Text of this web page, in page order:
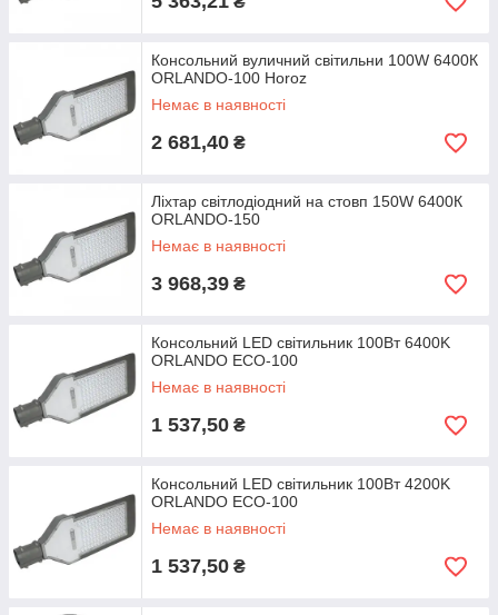
Консольний вуличний світильни 100W 6400К
ORLANDO-100 Horoz
Немає в наявності
2 681,40 ₴
Ліхтар світлодіодний на стовп 150W 6400К
ORLANDO-150
Немає в наявності
3 968,39 ₴
Консольний LED світильник 100Вт 6400K
ORLANDO ECO-100
Немає в наявності
1 537,50 ₴
Консольний LED світильник 100Вт 4200K
ORLANDO ECO-100
Немає в наявності
1 537,50 ₴